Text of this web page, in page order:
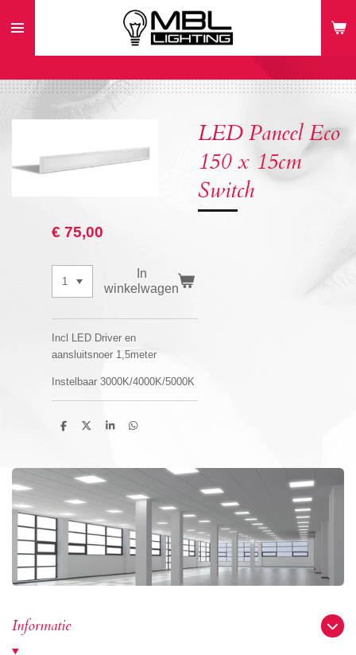
direct
hoofdinhoud
LED Paneel Eco
150 x 15cm
Switch
€ 75,00
In
winkelwagen
Incl LED Driver en
aansluitsnoer 1,5meter
Instelbaar 3000K/4000K/5000K
D
n
D
S
e
D
n
Informatie